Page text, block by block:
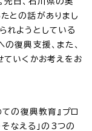
との話がありまし
れようとしている
復興支援、また、
ていくかお考えをお
の復興教育』プロ
そなえる」の3つの